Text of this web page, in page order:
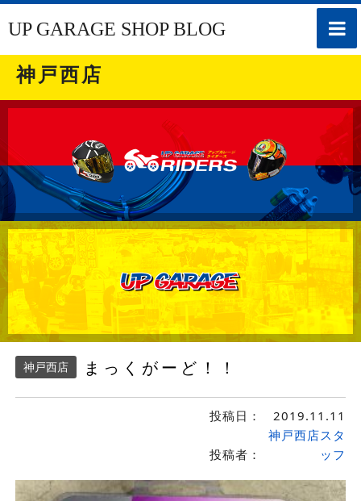
toggle
UP GARAGE SHOP BLOG
神戸西店
神戸西店 まっくがーど！！
投稿日： 2019.11.11
投稿者：
神戸西店スタ
ッフ